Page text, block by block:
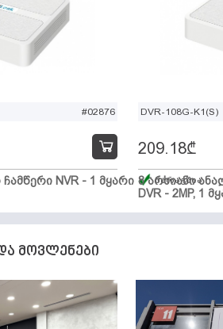
#02876
NVR - 1 მყარი
DVR-108G-K1(S)
8 არხიანი
DVR - 2MP, 1
209.18₾
მარაგშია
მოვლენები